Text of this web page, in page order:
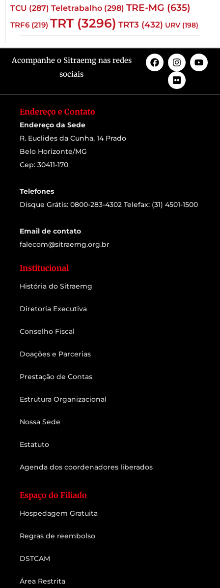
TCU (287) Teletrabalho (298) TRE-MG (635)
TRF6 (219) TRT (3296) TRT3 (432) URV (198)
Acompanhe o Sitraemg nas redes
sociais
Endereço e Contato
Endereço da Sede
R. Euclides da Cunha, 14 Prado
Belo Horizonte/MG
Cep: 30411-170
Telefones
Disque Grátis: 0800-283-4302 Telefax: (31) 4501-1500
Email de contato
falecom@sitraemg.org.br
Institucional
História do Sitraemg
Diretoria Executiva
Conselho Fiscal
Doações e Parcerias
Prestação de Contas
Estrutura Organizacional
Nossa Sede
Estatuto
Agenda dos coordenadores liberados
Espaço do Filiado
Hospedagem Gratuita
Regras de reembolso
DSTCAM
Área Restrita